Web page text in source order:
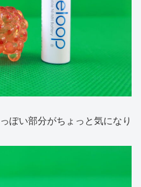
ぽい部分がちょっと気になり